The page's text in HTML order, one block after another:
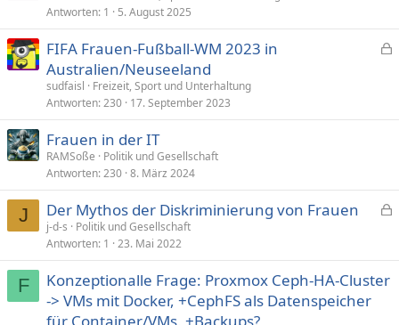
p
e
Antworten 1 5. August 2025
e
FIFA Frauen-Fußball-WM 2023 in
Australien/Neuseeland
sudfaisl
Freizeit, Sport und Unterhaltung
Antworten 230 17. September 2023
Frauen in der IT
RAMSoße
Politik und Gesellschaft
Antworten 230 8. März 2024
J
p
Der Mythos der Diskriminierung von Frauen
j-d-s
Politik und Gesellschaft
Antworten 1 23. Mai 2022
F
Konzeptionalle Frage: Proxmox Ceph-HA-Cluster
-> VMs mit Docker, +CephFS als Datenspeicher